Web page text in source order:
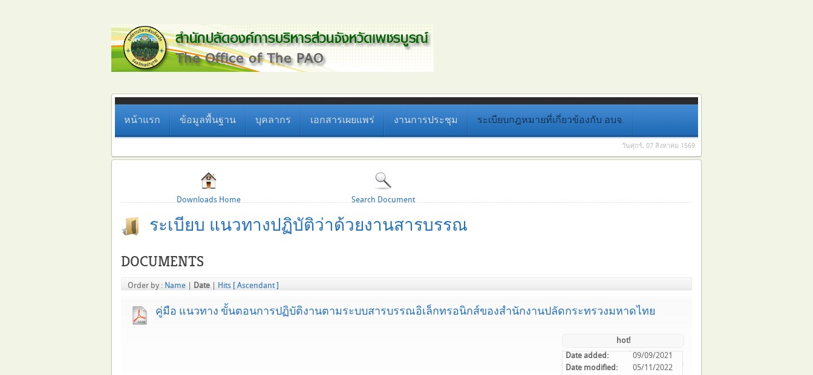
หน้าแรก ข้อมูลพื้นฐาน บุคลากร เอกสารเผยแพร่ งานการประชุม ระเบียบกฎหมายที่เกี่ยวข้องกับ อบจ.
วันศุกร์, 07 สิงหาคม 1569
Downloads Home Search Document
ระเบียบ แนวทางปฏิบัติว่าด้วยงานสารบรรณ
DOCUMENTS
Order by : Name Date Hits [ Ascendant ]
คู่มือ แนวทาง ขั้นตอนการปฏิบัติงานตามระบบสารบรรณอิเล็กทรอนิกส์ของสำนักงานปลัดกระทรวงมหาดไทย
hot!
Date added:
09/09/2021
Date modified:
05/11/2022